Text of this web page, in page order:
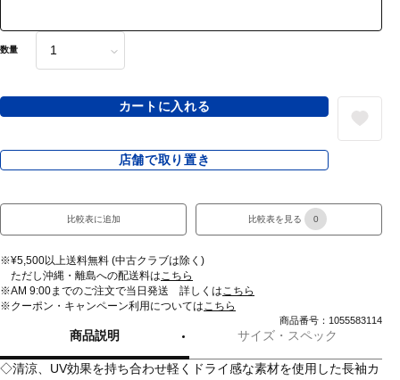
数量
カートに入れる
店舗で取り置き
比較表に追加 比較表を見る 0
※¥5,500以上送料無料 (中古クラブは除く)
ただし沖縄・離島への配送料は こちら
※AM 9:00までのご注文で当日発送 詳しくは こちら
※クーポン・キャンペーン利用については こちら
商品番号：1055583114
商品説明 サイズ・スペック
◇清涼、UV効果を持ち合わせ軽くドライ感な素材を使用した長袖カ